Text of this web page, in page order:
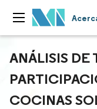
ANÁLISIS DE
COCINAS